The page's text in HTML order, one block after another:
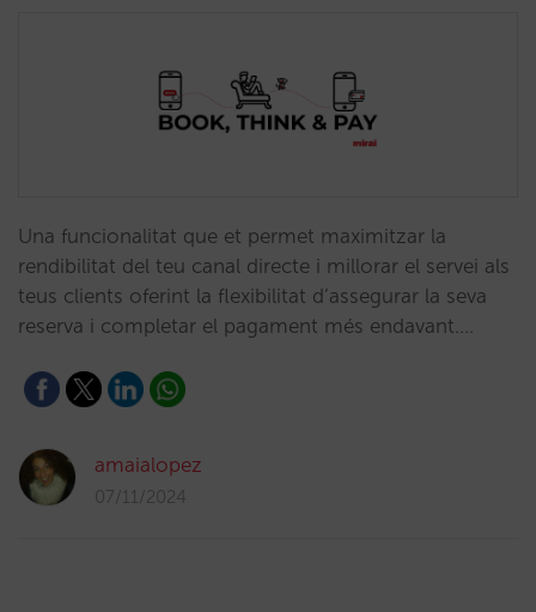
Una funcionalitat que et permet maximitzar la
rendibilitat del teu canal directe i millorar el servei als
teus clients oferint la flexibilitat d’assegurar la seva
reserva i completar el pagament més endavant.…
amaialopez
07/11/2024